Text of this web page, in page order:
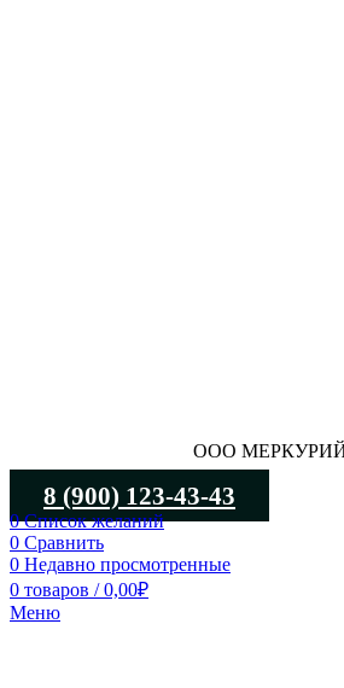
ООО
8 (900) 123-43-43
0Список желаний
0 Сравнить
0 Недавно просмотренные
0 товаров / 0,00₽
Меню